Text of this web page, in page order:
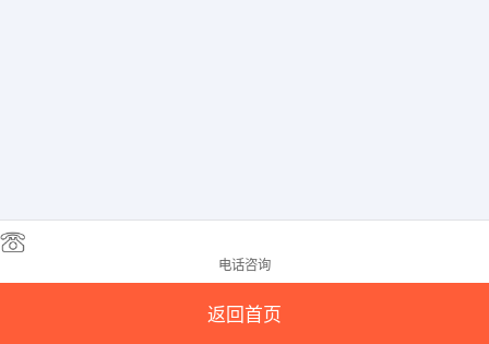
电话咨询
返回首页